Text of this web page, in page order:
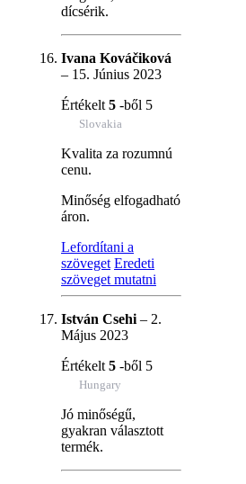
dícsérik.
Ivana Kováčiková
– 15. Június 2023
Értékelt 5 -ből 5
Slovakia
Kvalita za rozumnú
cenu.
Minőség elfogadható
áron.
Lefordítani a
szöveget Eredeti
szöveget mutatni
István Csehi – 2.
Május 2023
Értékelt 5 -ből 5
Hungary
Jó minőségű,
gyakran választott
termék.